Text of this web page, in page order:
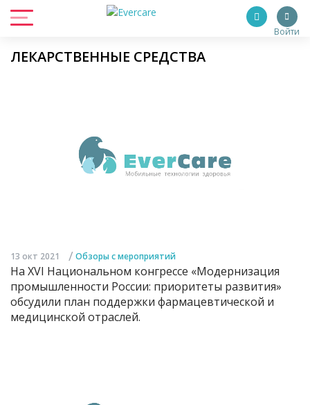
Войти
ЛЕКАРСТВЕННЫЕ СРЕДСТВА
13 окт 2021 / Обзоры с мероприятий
На XVI Национальном конгрессе «Модернизация
промышленности России: приоритеты развития»
обсудили план поддержки фармацевтической и
медицинской отраслей.